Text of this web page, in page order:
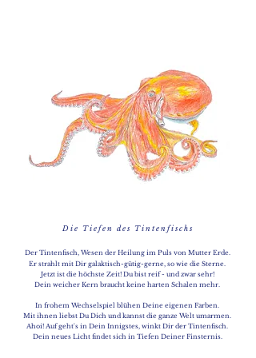
D i e T i e f e n d e s T i n t e n f i s c h s
Der Tintenfisch, Wesen der Heilung im Puls von Mutter Erde.
Er strahlt mit Dir galaktisch-gütig-gerne, so wie die Sterne.
Jetzt ist die höchste Zeit! Du bist reif - und zwar sehr!
Dein weicher Kern braucht keine harten Schalen mehr.
In frohem Wechselspiel blühen Deine eigenen Farben.
Mit ihnen liebst Du Dich und kannst die ganze Welt umarmen.
Ahoi! Auf geht's in Dein Innigstes, winkt Dir der Tintenfisch.
Dein neues Licht findet sich in Tiefen Deiner Finsternis.